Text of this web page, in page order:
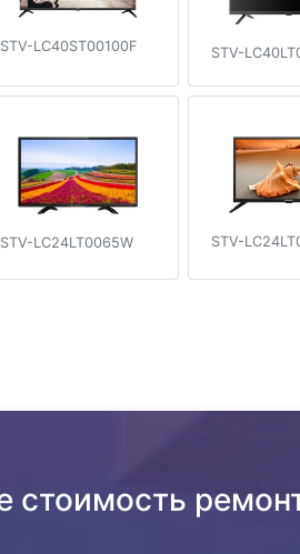
STV-LC40ST00100F STV-
STV-LC24LT0065W STV-
стоимость